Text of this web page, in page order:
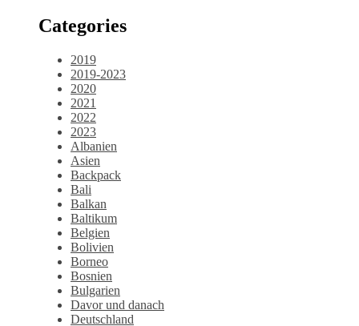
Categories
2019
2019-2023
2020
2021
2022
2023
Albanien
Asien
Backpack
Bali
Balkan
Baltikum
Belgien
Bolivien
Borneo
Bosnien
Bulgarien
Davor und danach
Deutschland